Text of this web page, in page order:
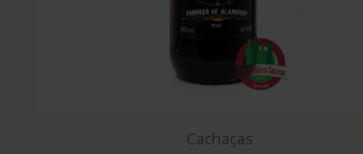
Cachaças